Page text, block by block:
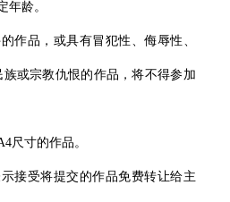
年龄。
作品，或具有冒犯性、侮辱性、
或宗教仇恨的作品，将不得参加
尺寸的作品。
接受将提交的作品免费转让给主